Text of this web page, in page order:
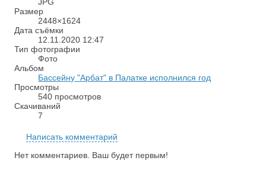
Размер
2448×1624
Дата съёмки
12.11.2020 12:47
Тип фотографии
Фото
Альбом
Бассейну "Арбат" в Палатке исполнился год
Просмотры
540 просмотров
Скачиваний
7
Написать комментарий
Нет комментариев. Ваш будет первым!